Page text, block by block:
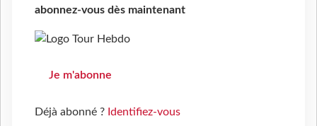
abonnez-vous dès maintenant
Je m'abonne
Déjà abonné ? Identifiez-vous